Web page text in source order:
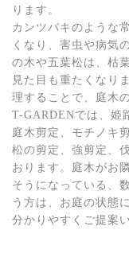
ります。
カンツバキのような
くなり、害虫や病気
の木や五葉松は、枯
見た目も重たくなり
理することで、庭木
T-GARDENでは、姫
庭木剪定、モチノキ
松の剪定、強剪定、
おります。庭木がお
そうになっている、
う方は、お庭の状態
分かりやすくご提案